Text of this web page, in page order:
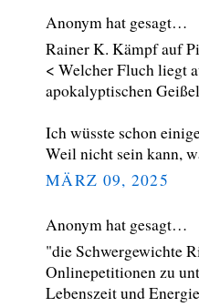
Anonym hat gesagt…
Rainer K. Kämpf auf
< Welcher Fluch liegt
apokalyptischen
Ich wüsste schon
Weil nicht sein kann,
MÄRZ 09, 2025
Anonym hat gesagt…
"die Schwergewichte
Onlinepetitionen zu
Lebenszeit und